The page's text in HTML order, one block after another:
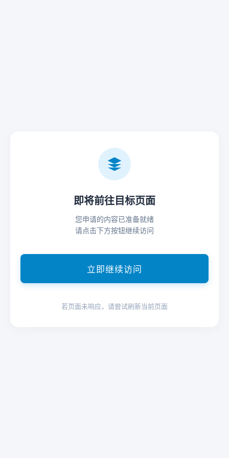
即将前往目标页面
您申请的内容已准备就绪
请点击下方按钮继续访问
立即继续访问
若页面未响应，请尝试刷新当前页面